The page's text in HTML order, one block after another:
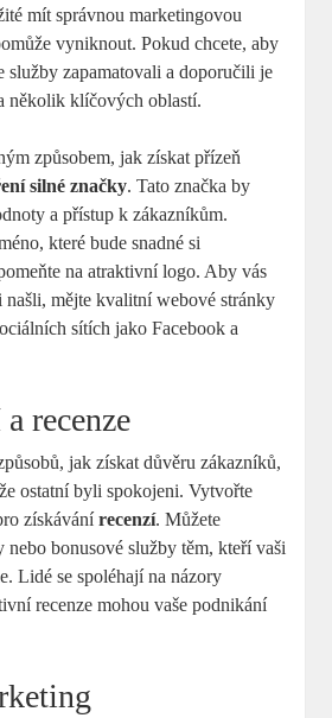
mít správnou marketingovou
vyniknout. Pokud chcete, aby
služby zapamatovali a doporučili je
několik klíčových oblastí.
způsobem, jak získat přízeň
silné značky. Tato značka by
a přístup k zákazníkům.
které bude snadné si
na atraktivní logo. Aby vás
našli, mějte kvalitní webové stránky
sítích jako Facebook a
recenze
jak získat důvěru zákazníků,
ostatní byli spokojeni. Vytvořte
získávánírecenzí. Můžete
nebo bonusové služby těm, kteří vaši
Lidé se spoléhají na názory
recenze mohou vaše podnikání